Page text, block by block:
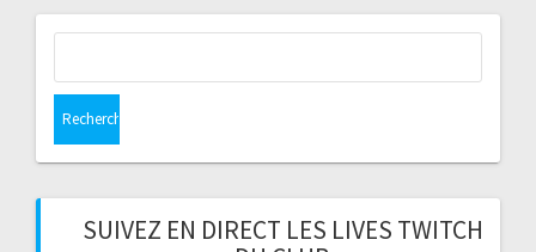
SUIVEZ EN DIRECT LES LIVES TWITCH